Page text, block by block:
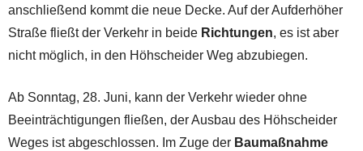
anschließend kommt die neue Decke. Auf der Aufderhöher
Straße fließt der Verkehr in beide Richtungen, es ist aber
nicht möglich, in den Höhscheider Weg abzubiegen.
Ab Sonntag, 28. Juni, kann der Verkehr wieder ohne
Beeinträchtigungen fließen, der Ausbau des Höhscheider
Weges ist abgeschlossen. Im Zuge der Baumaßnahme